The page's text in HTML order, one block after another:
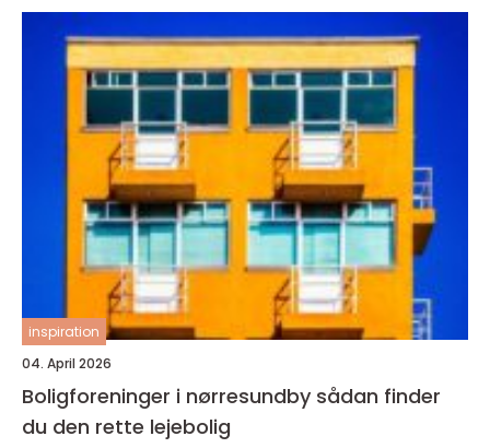
inspiration
04. April 2026
Boligforeninger i nørresundby sådan finder
du den rette lejebolig